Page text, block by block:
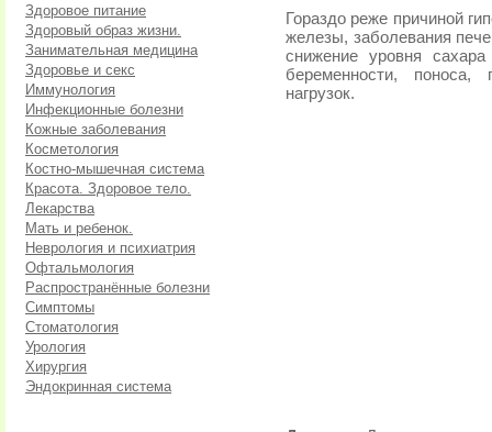
Здоровое питание
Здоровый образ жизни.
Занимательная медицина
Здоровье и секс
Иммунология
Инфекционные болезни
Кожные заболевания
Косметология
Костно-мышечная система
Красота. Здоровое тело.
Лекарства
Мать и ребенок.
Неврология и психиатрия
Офтальмология
Распространённые болезни
Симптомы
Стоматология
Урология
Хирургия
Эндокринная система
Гораздо реже причиной
железы, заболевания
снижение уровня
беременности, поноса,
нагрузок.